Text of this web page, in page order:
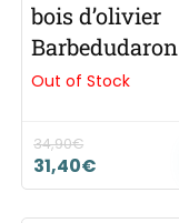
bois d’olivier
Barbedudaron
Out of Stock
34,90€
31,40€